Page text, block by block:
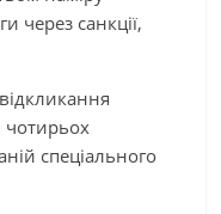
через санкції,
чотирьох
спеціального